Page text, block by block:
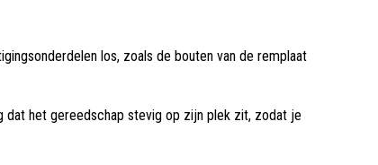
los, zoals de bouten van de remplaat
het gereedschap stevig op zijn plek zit, zodat je